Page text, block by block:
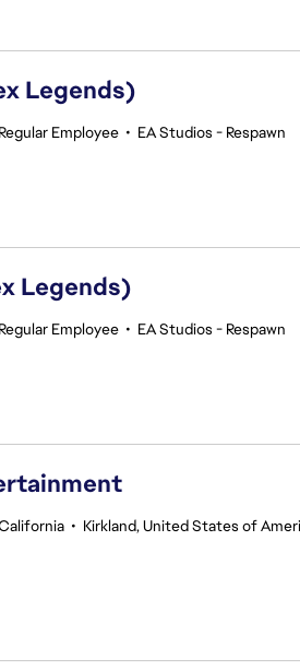
Legends)
Regular Employee • EA Studios - Respawn
Legends)
Regular Employee • EA Studios - Respawn
• Kirkland, United States of